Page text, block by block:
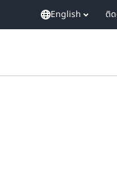
English ติด